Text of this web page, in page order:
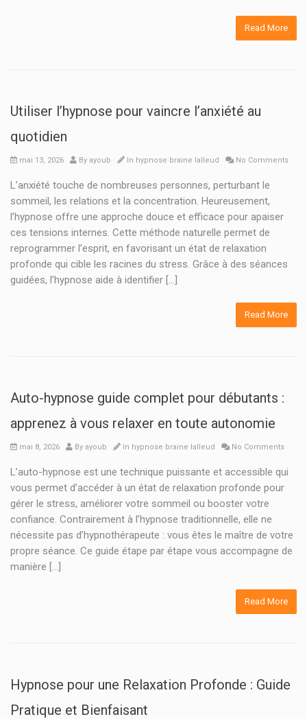
Read More
Utiliser l’hypnose pour vaincre l’anxiété au
quotidien
mai 13, 2026 By ayoub In hypnose braine lalleud No Comments
L’anxiété touche de nombreuses personnes, perturbant le
sommeil, les relations et la concentration. Heureusement,
l’hypnose offre une approche douce et efficace pour apaiser
ces tensions internes. Cette méthode naturelle permet de
reprogrammer l’esprit, en favorisant un état de relaxation
profonde qui cible les racines du stress. Grâce à des séances
guidées, l’hypnose aide à identifier […]
Read More
Auto-hypnose guide complet pour débutants :
apprenez à vous relaxer en toute autonomie
mai 8, 2026 By ayoub In hypnose braine lalleud No Comments
L’auto-hypnose est une technique puissante et accessible qui
vous permet d’accéder à un état de relaxation profonde pour
gérer le stress, améliorer votre sommeil ou booster votre
confiance. Contrairement à l’hypnose traditionnelle, elle ne
nécessite pas d’hypnothérapeute : vous êtes le maître de votre
propre séance. Ce guide étape par étape vous accompagne de
manière […]
Read More
Hypnose pour une Relaxation Profonde : Guide
Pratique et Bienfaisant